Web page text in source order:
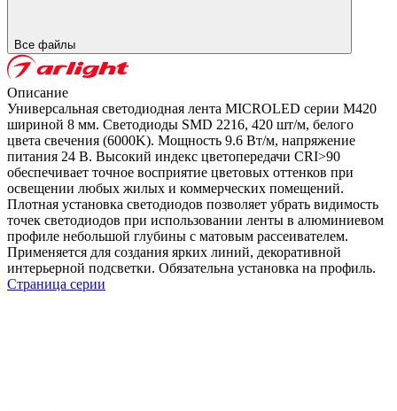
Все файлы
Описание
Универсальная светодиодная лента MICROLED серии M420
шириной 8 мм. Светодиоды SMD 2216, 420 шт/м, белого
цвета свечения (6000K). Мощность 9.6 Вт/м, напряжение
питания 24 В. Высокий индекс цветопередачи CRI>90
обеспечивает точное восприятие цветовых оттенков при
освещении любых жилых и коммерческих помещений.
Плотная установка светодиодов позволяет убрать видимость
точек светодиодов при использовании ленты в алюминиевом
профиле небольшой глубины с матовым рассеивателем.
Применяется для создания ярких линий, декоративной
интерьерной подсветки. Обязательна установка на профиль.
Страница серии